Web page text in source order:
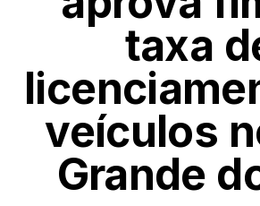
taxa
veículos
Grande